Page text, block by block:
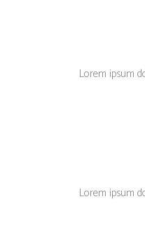
Lorem ipsum
Lorem ipsum